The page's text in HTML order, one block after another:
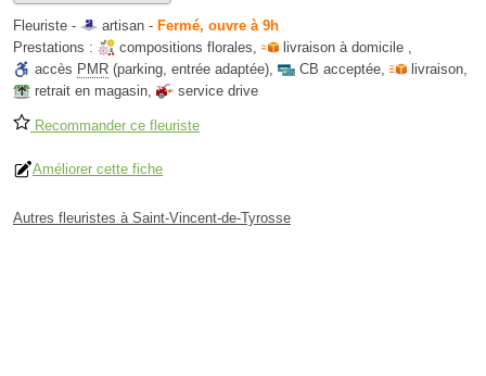
Fleuriste - artisan - Fermé, ouvre à 9h
Prestations :
compositions florales, livraison à domicile ,
accès PMR (parking, entrée adaptée), CB acceptée, livraison,
retrait en magasin, service drive
Recommander ce fleuriste
Améliorer cette fiche
Autres fleuristes à Saint-Vincent-de-Tyrosse